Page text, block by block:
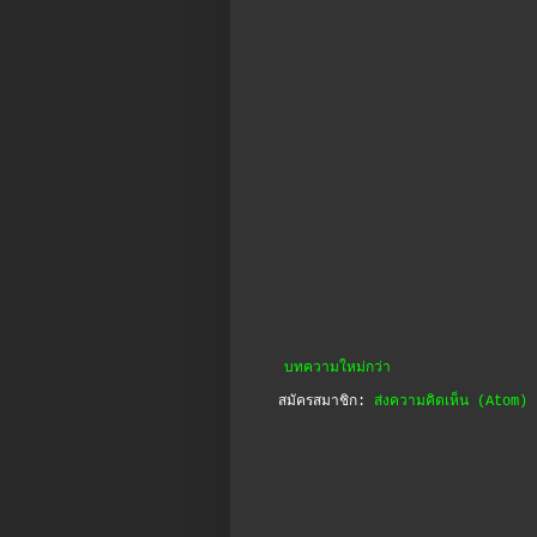
บทความใหม่กว่า
สมัครสมาชิก: ส่งความคิดเห็น (Atom)